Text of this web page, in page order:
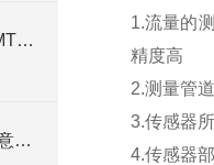
中国160亿元天然气制甲醇及MTO项目落户阿曼
气体涡轮流量计使用时需要注意哪些
1.流量的
精度高
2.测量管
3.传感器
4.传感器